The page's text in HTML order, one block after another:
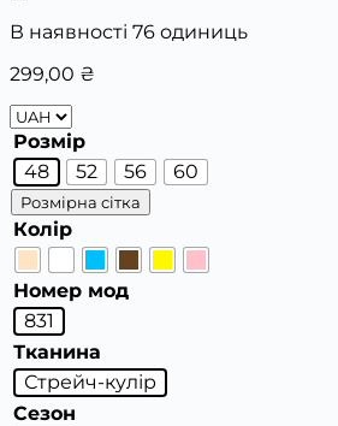
В наявності 76 одиниць
299,00 ₴
Розмір
48
52 56 60
Розмірна сітка
Колір
Номер мод
831
Тканина
Стрейч-кулір
Сезон